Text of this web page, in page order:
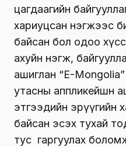
цагдаагийн
хариуцсан нэгжээс
байсан бол одоо
ахуйн нэгж,
ашиглан “E-
утасны аппликейшн
этгээдийн эрүүгийн
байсан эсэх тухай
тус гаргуулах